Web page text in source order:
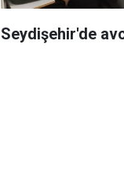
Seydişehir'de